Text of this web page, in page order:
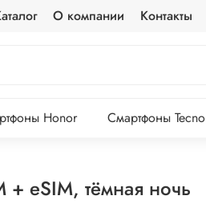
О компании Контакты
Honor Смартфоны Tecno
eSIM, тёмная ночь